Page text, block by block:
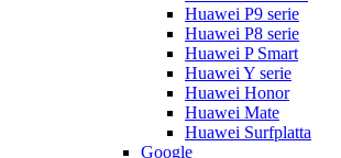
Huawei P9 serie
Huawei P8 serie
Huawei P Smart
Huawei Y serie
Huawei Honor
Huawei Mate
Huawei Surfplatta
Google